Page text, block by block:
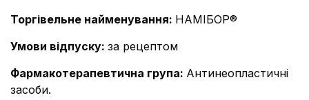
Торгівельне найменування: НАМІБОР®
Умови відпуску: за рецептом
Фармакотерапевтична група: Антинеопластичні
засоби.